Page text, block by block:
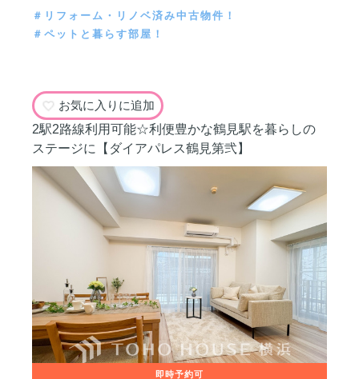
＃リフォーム・リノベ済み中古物件！
＃ペットと暮らす部屋！
お気に入りに追加
2駅2路線利用可能☆利便豊かな鶴見駅を暮らしの
ステージに【ダイアパレス鶴見第弐】